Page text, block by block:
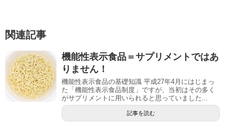
関連記事
機能性表示食品＝サプリメントではあ
りません！
機能性表示食品の基礎知識 平成27年4月にはじまっ
た「機能性表示食品制度」ですが、当初はその多く
がサプリメントに用いられると思っていました...
記事を読む